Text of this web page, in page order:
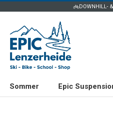
DOWNHILL-
Sommer Epic